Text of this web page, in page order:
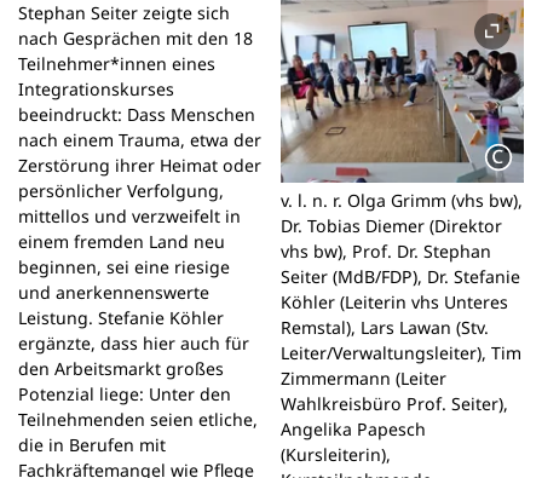
v. l. n. r. Olga Grimm (vhs bw),
Dr. Tobias Diemer (Direktor
vhs bw), Prof. Dr. Stephan
Seiter (MdB/FDP), Dr. Stefanie
Köhler (Leiterin vhs Unteres
Remstal), Lars Lawan (Stv.
Leiter/Verwaltungsleiter), Tim
Zimmermann (Leiter
Wahlkreisbüro Prof. Seiter),
Angelika Papesch
(Kursleiterin),
Stephan Seiter zeigte sich
nach Gesprächen mit den 18
Teilnehmer*innen eines
Integrationskurses
beeindruckt: Dass Menschen
nach einem Trauma, etwa der
Zerstörung ihrer Heimat oder
persönlicher Verfolgung,
mittellos und verzweifelt in
einem fremden Land neu
beginnen, sei eine riesige
und anerkennenswerte
Leistung. Stefanie Köhler
ergänzte, dass hier auch für
den Arbeitsmarkt großes
Potenzial liege: Unter den
Teilnehmenden seien etliche,
die in Berufen mit
Fachkräftemangel wie Pflege